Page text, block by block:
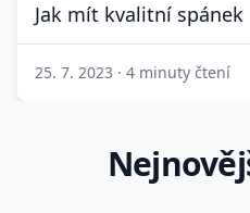
Jak mít kvalitní spánek
25. 7. 2023 · 4 minuty čtení